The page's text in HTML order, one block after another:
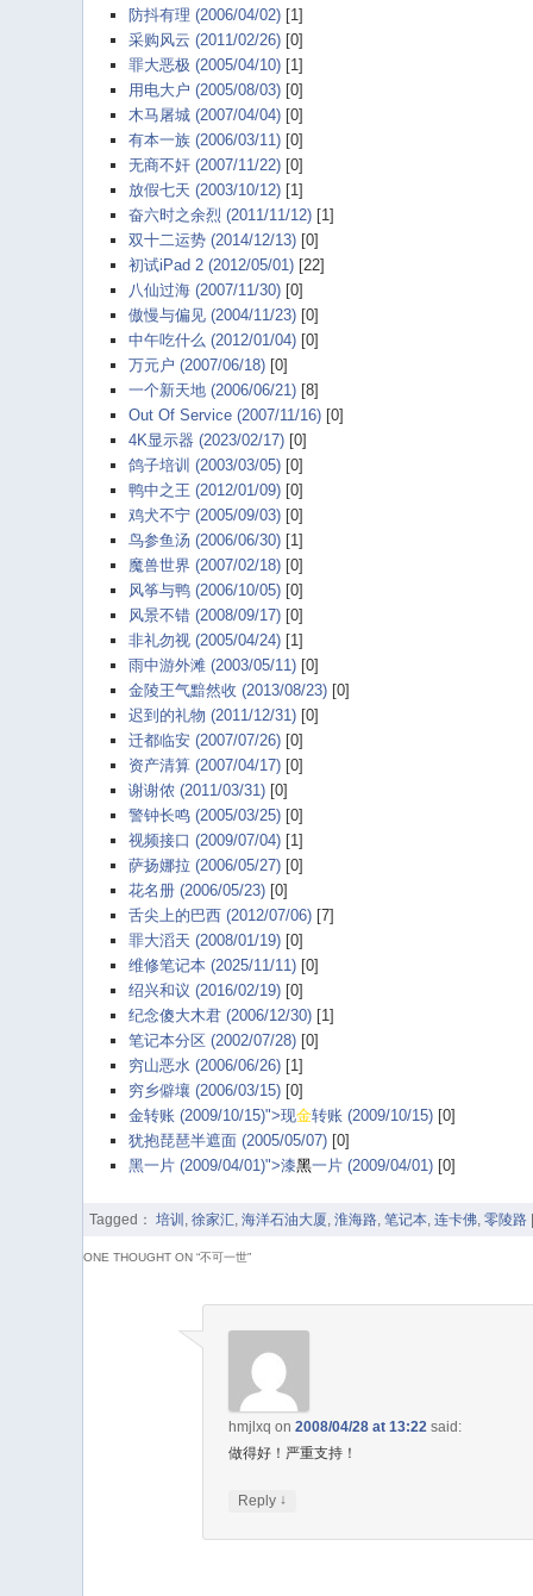
防抖有理 (2006/04/02)[1]
采购风云 (2011/02/26)[0]
罪大恶极 (2005/04/10)[1]
用电大户 (2005/08/03)[0]
木马屠城 (2007/04/04)[0]
有本一族 (2006/03/11)[0]
无商不奸 (2007/11/22)[0]
放假七天 (2003/10/12)[1]
奋六时之余烈 (2011/11/12)[1]
双十二运势 (2014/12/13)[0]
初试iPad 2 (2012/05/01)[22]
八仙过海 (2007/11/30)[0]
傲慢与偏见 (2004/11/23)[0]
中午吃什么 (2012/01/04)[0]
万元户 (2007/06/18)[0]
一个新天地 (2006/06/21)[8]
Out Of Service (2007/11/16)[0]
4K显示器 (2023/02/17)[0]
鸽子培训 (2003/03/05)[0]
鸭中之王 (2012/01/09)[0]
鸡犬不宁 (2005/09/03)[0]
鸟参鱼汤 (2006/06/30)[1]
魔兽世界 (2007/02/18)[0]
风筝与鸭 (2006/10/05)[0]
风景不错 (2008/09/17)[0]
非礼勿视 (2005/04/24)[1]
雨中游外滩 (2003/05/11)[0]
金陵王气黯然收 (2013/08/23)[0]
迟到的礼物 (2011/12/31)[0]
迁都临安 (2007/07/26)[0]
资产清算 (2007/04/17)[0]
谢谢侬 (2011/03/31)[0]
警钟长鸣 (2005/03/25)[0]
视频接口 (2009/07/04)[1]
萨扬娜拉 (2006/05/27)[0]
花名册 (2006/05/23)[0]
舌尖上的巴西 (2012/07/06)[7]
罪大滔天 (2008/01/19)[0]
维修笔记本 (2025/11/11)[0]
绍兴和议 (2016/02/19)[0]
纪念傻大木君 (2006/12/30)[1]
笔记本分区 (2002/07/28)[0]
穷山恶水 (2006/06/26)[1]
穷乡僻壤 (2006/03/15)[0]
金转账 (2009/10/15)">现金转账 (2009/10/15)[0]
犹抱琵琶半遮面 (2005/05/07)[0]
黑一片 (2009/04/01)">漆黑一片 (2009/04/01)[0]
Tagged： 培训 , 徐家汇, 海洋石油大厦, 淮海路, 笔记本, 连卡佛, 零陵路 |
ONE THOUGHT ON “不可一世”
hmjlxq on 2008/04/28 at 13:22 said:
做得好！严重支持！
Reply ↓